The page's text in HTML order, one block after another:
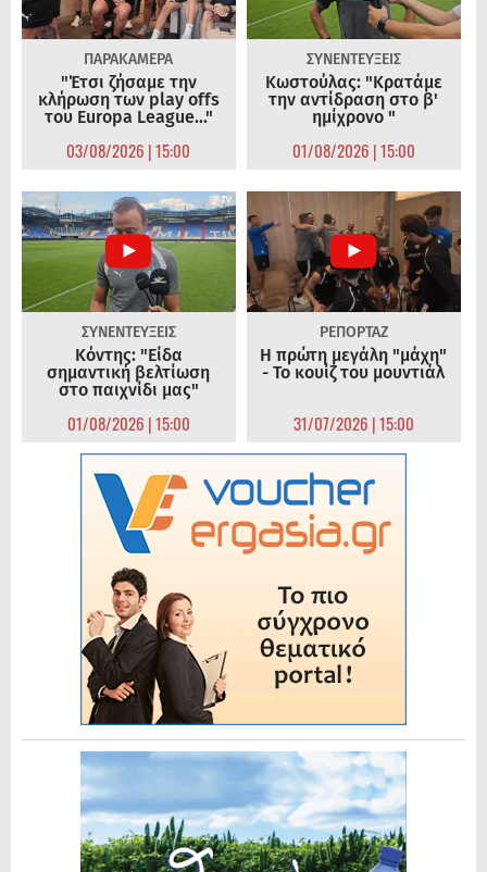
ΠΑΡΑΚΑΜΕΡΑ
"Έτσι ζήσαμε την
κλήρωση των play offs
του Europa League..."
03/08/2026 | 15:00
ΣΥΝΕΝΤΕΥΞΕΙΣ
Κωστούλας: "Κρατάμε
την αντίδραση στο β'
ημίχρονο "
01/08/2026 | 15:00
ΣΥΝΕΝΤΕΥΞΕΙΣ
Κόντης: "Είδα
σημαντική βελτίωση
στο παιχνίδι μας"
01/08/2026 | 15:00
ΡΕΠΟΡΤΑΖ
Η πρώτη μεγάλη "μάχη"
- Το κουίζ του μουντιάλ
31/07/2026 | 15:00